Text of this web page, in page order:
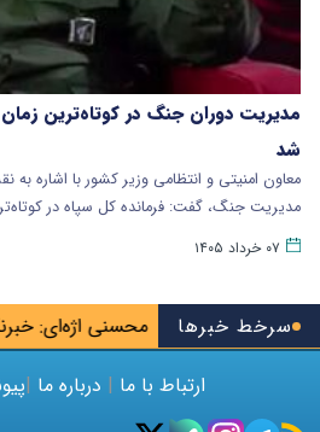
سرخط خبرها محسنی اژه‌ای: به جیب می‌زنند
مدیریت دوران جنگ در کوتاه‌ترین
شد
معاون امنیتی و انتظامی وزیر کشور با اشاره
مدیریت جنگ، گفت: فرمانده کل سپاه در
۰۷ خرداد ۱۴۰۵
ارتباط با ما | درباره ما |